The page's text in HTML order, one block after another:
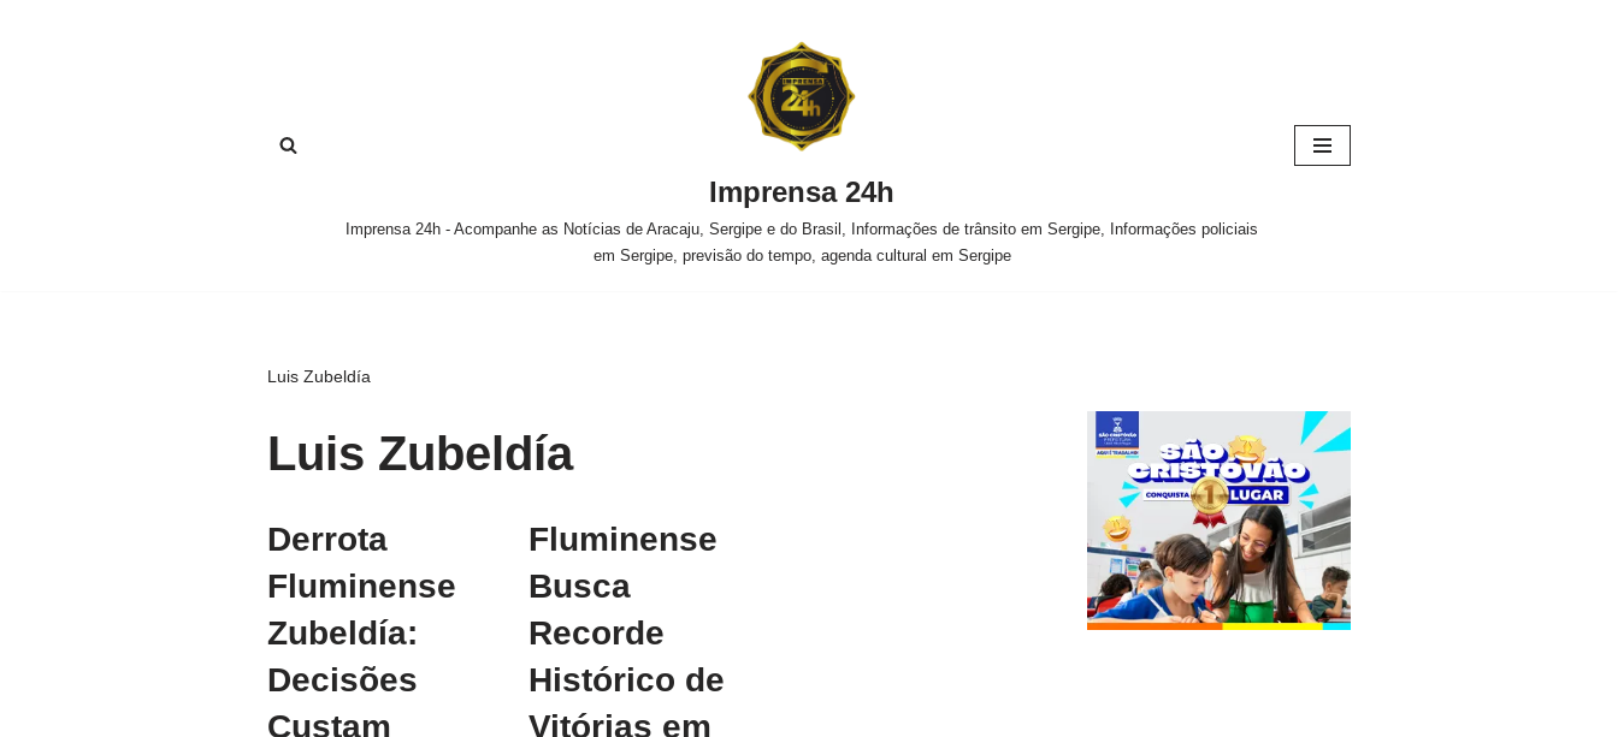
Imprensa 24h
Imprensa 24h - Acompanhe as Notícias de Aracaju, Sergipe e do Brasil, Informações de trânsito em Sergipe, Informações policiais
em Sergipe, previsão do tempo, agenda cultural em Sergipe
Luis Zubeldía
Luis Zubeldía
Derrota
Fluminense
Zubeldía:
Decisões
Custam
Fluminense
Busca
Recorde
Histórico de
Vitórias em